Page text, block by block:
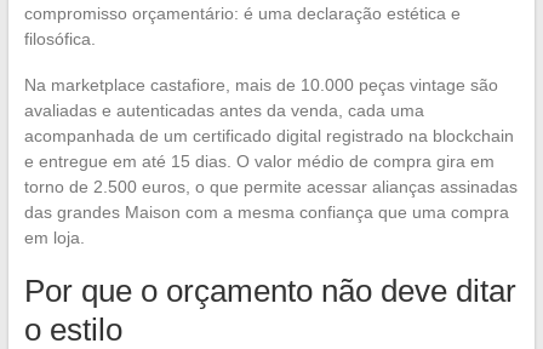
compromisso orçamentário: é uma declaração estética e
filosófica.
Na marketplace castafiore, mais de 10.000 peças vintage são
avaliadas e autenticadas antes da venda, cada uma
acompanhada de um certificado digital registrado na blockchain
e entregue em até 15 dias. O valor médio de compra gira em
torno de 2.500 euros, o que permite acessar alianças assinadas
das grandes Maison com a mesma confiança que uma compra
em loja.
Por que o orçamento não deve ditar
o estilo